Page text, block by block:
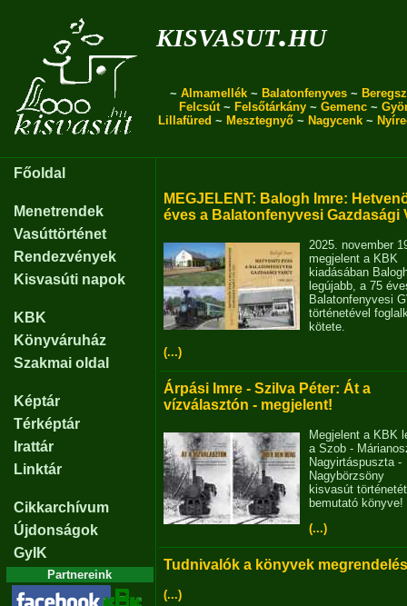
kisvasut.hu
~ Almamellék ~ Balatonfenyves ~
Felcsút~ Felsőtárkány ~ Gemenc ~
Lillafüred ~ Mesztegnyő ~ Nagycenk ~
Főoldal
Menetrendek
Vasúttörténet
Rendezvények
Kisvasúti napok
KBK
Könyváruház
Szakmai oldal
Képtár
Térképtár
Irattár
Linktár
Cikkarchívum
Újdonságok
GyIK
Partnereink
MEGJELENT: Balogh Imre:
éves a Balatonfenyvesi Gazdasági
2025. november
megjelent a KBK
kiadásában
legújabb, a 75
Balatonfenyvesi
történetével
kötete.
(...)
Árpási Imre - Szilva Péter: Át a
vízválasztón - megjelent!
Megjelent a KBK
a Szob -
Nagyirtáspuszta -
Nagybörzsöny
kisvasút történetét
bemutató könyve!
(...)
Tudnivalók a könyvek
(...)